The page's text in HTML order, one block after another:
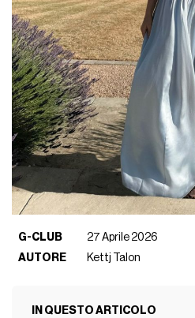
G-CLUB
27 Aprile 2026
AUTORE
Kettj Talon
IN QUESTO ARTICOLO